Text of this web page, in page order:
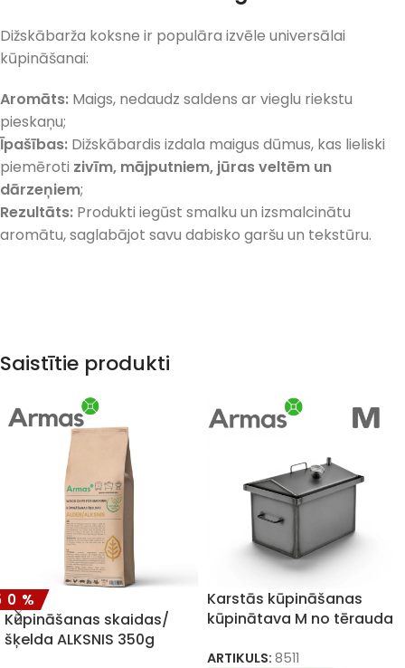
Dižskābarža koksne ir populāra izvēle universālai
kūpināšanai:
Aromāts: Maigs, nedaudz saldens ar vieglu riekstu
pieskaņu;
Īpašības: Dižskābardis izdala maigus dūmus, kas lieliski
piemēroti zivīm, mājputniem, jūras veltēm un
dārzeņiem;
Rezultāts: Produkti iegūst smalku un izsmalcinātu
aromātu, saglabājot savu dabisko garšu un tekstūru.
Saistītie produkti
Kūpināšanas skaidas/
šķelda ALKSNIS 350g
Karstās kūpināšanas
kūpinātava M no tērauda
ARTIKULS: 8511